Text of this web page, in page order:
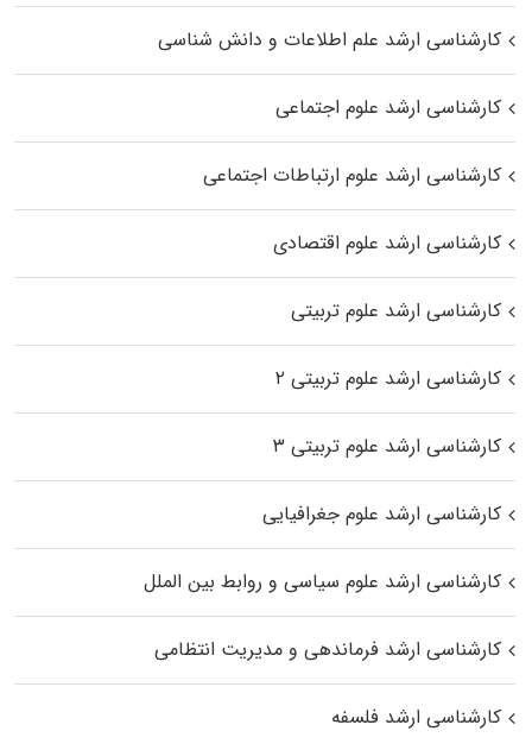
کارشناسی ارشد علم اطلاعات و دانش شناسی
کارشناسی ارشد علوم اجتماعی
کارشناسی ارشد علوم ارتباطات اجتماعی
کارشناسی ارشد علوم اقتصادی
کارشناسی ارشد علوم تربیتی
کارشناسی ارشد علوم تربیتی ۲
کارشناسی ارشد علوم تربیتی ۳
کارشناسی ارشد علوم جغرافیایی
کارشناسی ارشد علوم سیاسی و روابط بین الملل
کارشناسی ارشد فرماندهی و مدیریت انتظامی
کارشناسی ارشد فلسفه